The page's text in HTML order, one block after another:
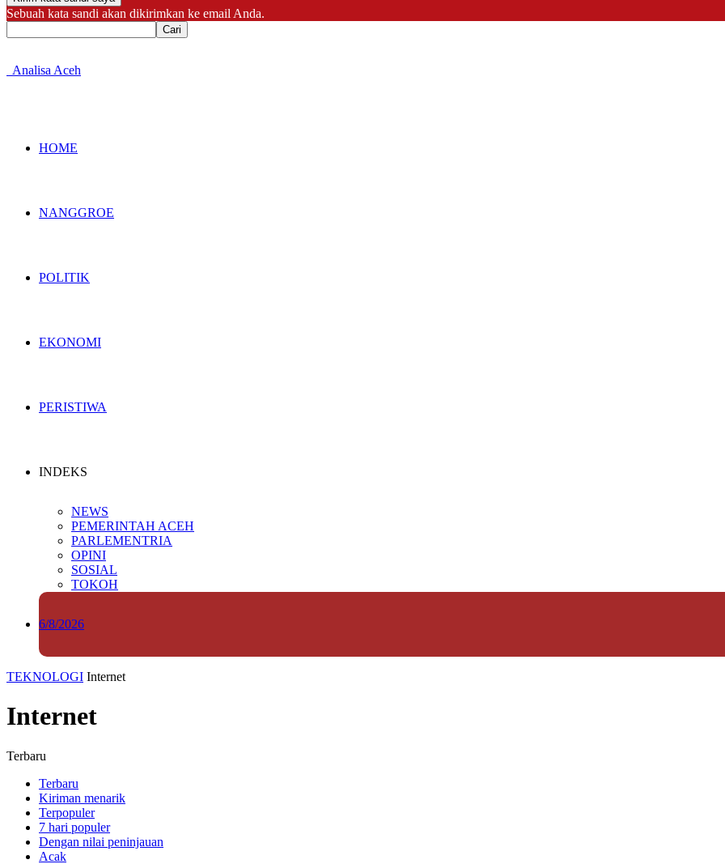
Sebuah kata sandi akan dikirimkan ke email Anda.
Analisa Aceh
HOME
NANGGROE
POLITIK
EKONOMI
PERISTIWA
INDEKS
NEWS
PEMERINTAH ACEH
PARLEMENTRIA
OPINI
SOSIAL
TOKOH
6/8/2026
TEKNOLOGI Internet
Internet
Terbaru
Terbaru
Kiriman menarik
Terpopuler
7 hari populer
Dengan nilai peninjauan
Acak